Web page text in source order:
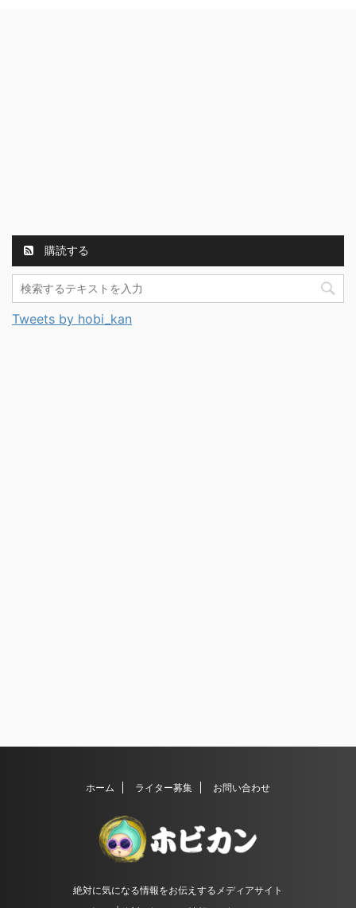
購読する
Tweets by hobi_kan
ホーム ライター募集 お問い合わせ
絶対に気になる情報をお伝えするメディアサイト